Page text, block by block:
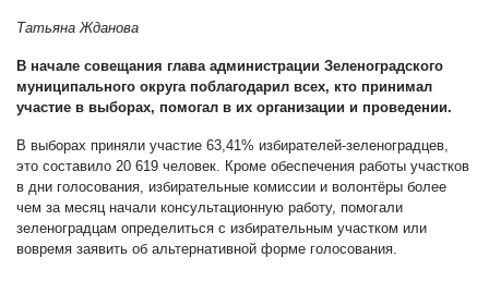
Татьяна Жданова
В начале совещания глава администрации Зеленоградского
муниципального округа поблагодарил всех, кто принимал
участие в выборах, помогал в их организации и проведении.
В выборах приняли участие 63,41% избирателей-зеленоградцев,
это составило 20 619 человек. Кроме обеспечения работы участков
в дни голосования, избирательные комиссии и волонтёры более
чем за месяц начали консультационную работу, помогали
зеленоградцам определиться с избирательным участком или
вовремя заявить об альтернативной форме голосования.